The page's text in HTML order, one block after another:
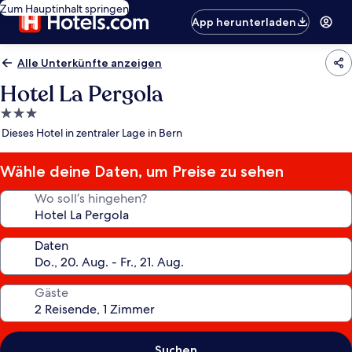
Zum Hauptinhalt springen
App herunterladen
Alle Unterkünfte anzeigen
Hotel La Pergola
3.0-
Sterne-
Dieses Hotel in zentraler Lage in Bern
Wähle deine Daten, um Preise zu sehen
Wo soll’s hingehen?
Daten
Gäste